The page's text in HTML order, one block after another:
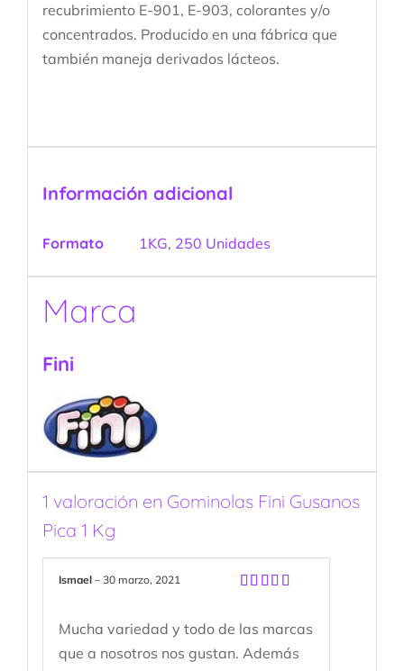
recubrimiento E-901, E-903, colorantes y/o
concentrados. Producido en una fábrica que
también maneja derivados lácteos.
Información adicional
Formato 1KG, 250 Unidades
Marca
Fini
1 valoración en Gominolas Fini Gusanos
Pica 1 Kg
Ismael– 30 marzo, 2021
Mucha variedad y todo de las marcas
que a nosotros nos gustan. Además